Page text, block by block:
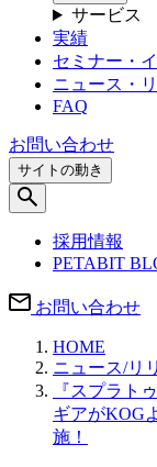
サービス
実績
セミナー・
ニュース・
FAQ
お問い合わせ
サイトの動き
採用情報
PETABIT
お問い合わせ
HOME
ニュース/リ
『スプラト
ギアがKOG
施！